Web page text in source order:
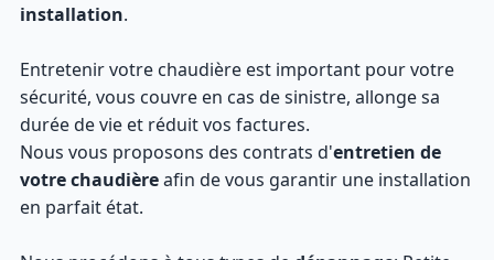
installation.
Entretenir votre chaudière est important pour votre
sécurité, vous couvre en cas de sinistre, allonge sa
durée de vie et réduit vos factures.
Nous vous proposons des contrats d'entretien de
votre chaudièreafin de vous garantir une installation
en parfait état.